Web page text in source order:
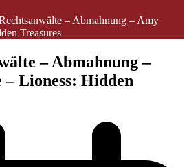
– Abmahnung – Amy
Treasures
– Abmahnung –
– Lioness: Hidden